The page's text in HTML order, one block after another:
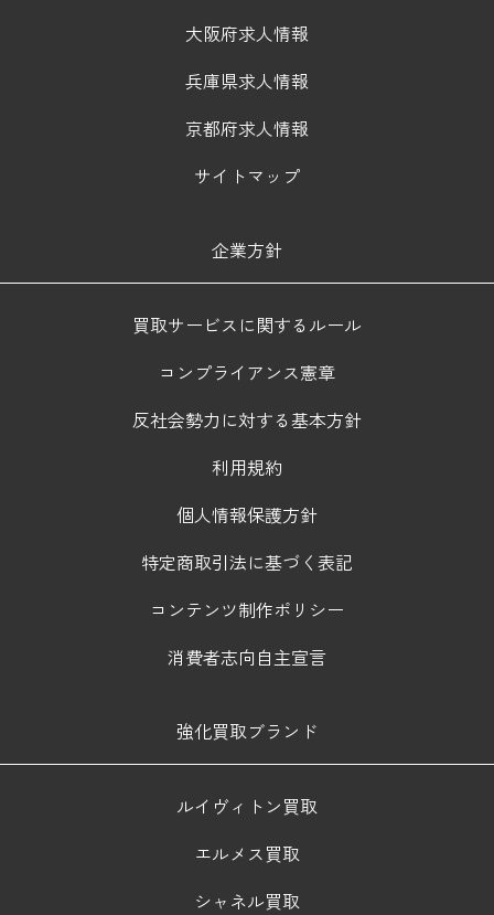
大阪府求人情報
兵庫県求人情報
京都府求人情報
サイトマップ
企業方針
買取サービスに関するルール
コンプライアンス憲章
反社会勢力に対する基本方針
利用規約
個人情報保護方針
特定商取引法に基づく表記
コンテンツ制作ポリシー
消費者志向自主宣言
強化買取ブランド
ルイヴィトン買取
エルメス買取
シャネル買取